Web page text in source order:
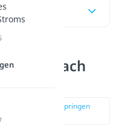
einfach
zur Stelle im Video springen